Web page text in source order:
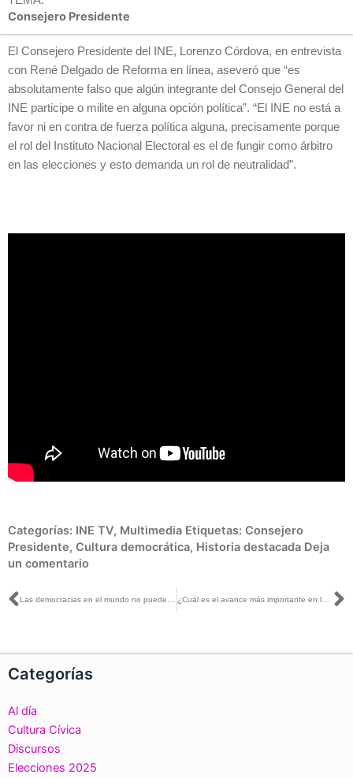
Consejero Presidente
El Consejero Presidente del INE, Lorenzo Córdova, en entrevista
con René Delgado de Reforma en línea, aseveró que “es
absolutamente falso que algún integrante del Consejo General del
INE participe o milite en alguna opción política”. “El INE no está a
favor ni en contra de fuerza política alguna, precisamente porque
el rol del Instituto Nacional Electoral es el de fungir como árbitro
en las elecciones y esto demanda un rol de neutralidad”.
Categorías: INE TV, Multimedia Etiquetas: Consejero
Presidente, Cultura democrática, Historia destacada Deja
un comentario
Ant ¿Cuál es el avance más importante en los 30 años de historia del instituto electoral?
Categorías
Al día
Cultura Cívica
Discursos
Elecciones 2025